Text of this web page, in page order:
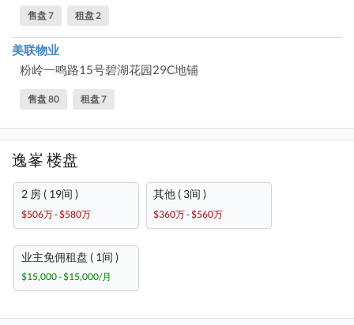
售盘 7 租盘 2
美联物业
粉岭一鸣路15号碧湖花园29C地铺
售盘 80 租盘 7
逸峯 楼盘
2 房 ( 19间 )
$506万 - $580万
其他 ( 3间 )
$360万 - $560万
业主免佣租盘 ( 1间 )
$15,000 - $15,000/月